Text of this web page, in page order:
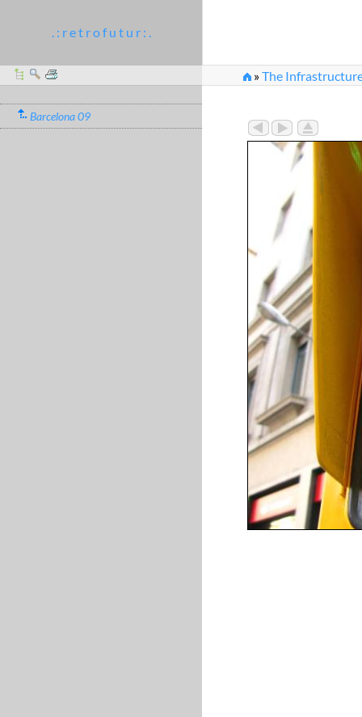
. : r e t r o f u t u r : .
»The
Barcelona 09